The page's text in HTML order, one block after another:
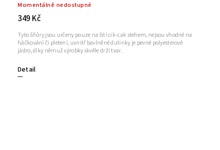
Momentálně nedostupné
349 Kč
Detail
Tyto šňůry jsou určeny pouze na šití cik-cak stehem, nejsou vhodné na
háčkování či pletení, uvnitř bavlněné dutinky je pevné polyesterové
jádro, díky němuž výrobky skvěle drží tvar.